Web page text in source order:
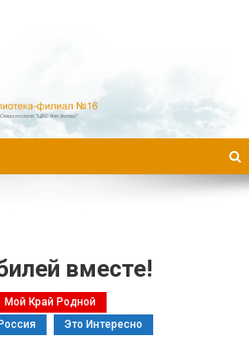
вместе!
Мой Край Родной
Это Интересно